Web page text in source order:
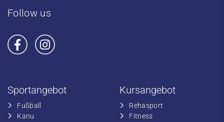
Follow us
Sportangebot
Fußball
​Kanu
Kursangebot
​Rehasport
​​Fitness